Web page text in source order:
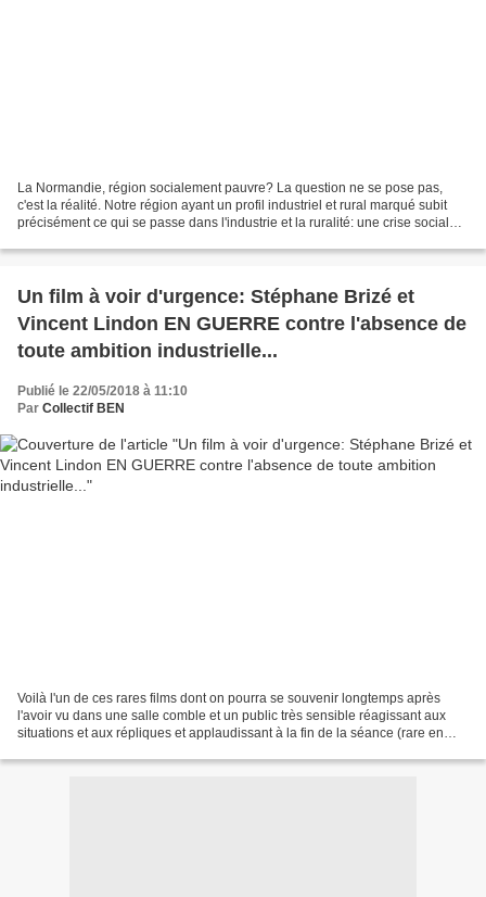
La Normandie, région socialement pauvre? La question ne se pose pas,
c'est la réalité. Notre région ayant un profil industriel et rural marqué subit
précisément ce qui se passe dans l'industrie et la ruralité: une crise sociale,
Un film à voir d'urgence: Stéphane Brizé et
Vincent Lindon EN GUERRE contre l'absence de
toute ambition industrielle...
Publié le 22/05/2018 à 11:10
Par Collectif BEN
Voilà l'un de ces rares films dont on pourra se souvenir longtemps après
l'avoir vu dans une salle comble et un public très sensible réagissant aux
situations et aux répliques et applaudissant à la fin de la séance (rare en